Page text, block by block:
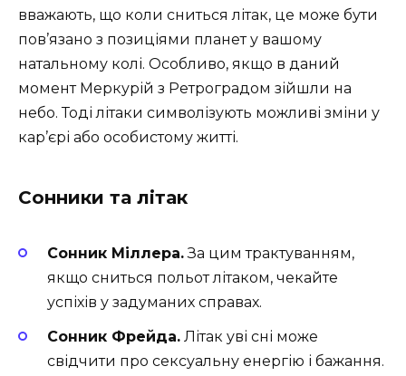
вважають, що коли сниться літак, це може бути
пов’язано з позиціями планет у вашому
натальному колі. Особливо, якщо в даний
момент Меркурій з Ретроградом зійшли на
небо. Тоді літаки символізують можливі зміни у
кар’єрі або особистому житті.
Сонники та літак
Сонник Міллера.За цим трактуванням,
якщо сниться польот літаком, чекайте
успіхів у задуманих справах.
Сонник Фрейда. Літак уві сні може
свідчити про сексуальну енергію і бажання.